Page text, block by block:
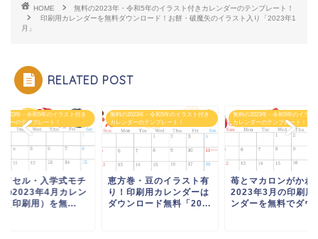
HOME
無料の2023年・令和5年のイラスト付きカレンダーのテンプレート！
印刷用カレンダーを無料ダウンロード！お餅・破魔矢のイラスト入り「2023年1
月」
RELATED POST
2023年・令和5年のイラスト付き
ダーのテンプレート！
ドセル・入学式モチ
の2023年4月カレン
（印刷用）を無...
無料の2023年・令和5年のイラスト付き
カレンダーのテンプレート！
恵方巻・豆のイラスト有
り！印刷用カレンダーは
ダウンロード無料「20...
無料の2023年・令和5年のイラス
カレンダーのテンプレート！
苺とマカロンがかわ
2023年3月の印刷用
ンダーを無料でダウ